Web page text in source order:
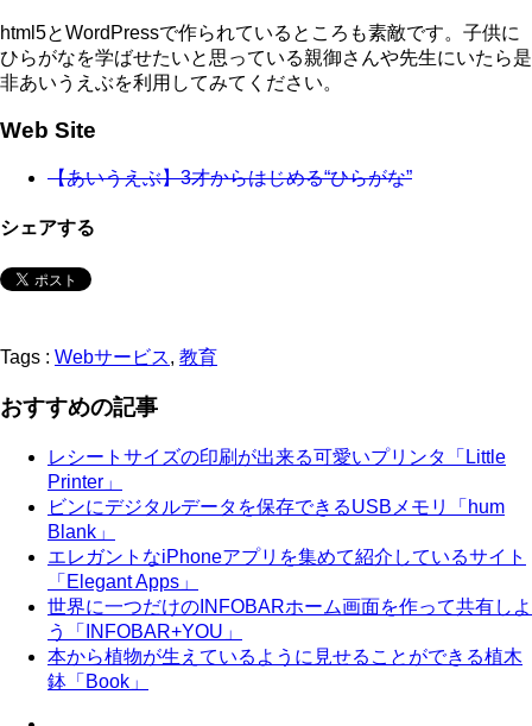
html5とWordPressで作られているところも素敵です。子供に
ひらがなを学ばせたいと思っている親御さんや先生にいたら是
非あいうえぶを利用してみてください。
Web Site
【あいうえぶ】3才からはじめる“ひらがな”
シェアする
Tags : Webサービス, 教育
おすすめの記事
レシートサイズの印刷が出来る可愛いプリンタ「Little
Printer」
ビンにデジタルデータを保存できるUSBメモリ「hum
Blank」
エレガントなiPhoneアプリを集めて紹介しているサイト
「Elegant Apps」
世界に一つだけのINFOBARホーム画面を作って共有しよ
う「INFOBAR+YOU」
本から植物が生えているように見せることができる植木
鉢「Book」